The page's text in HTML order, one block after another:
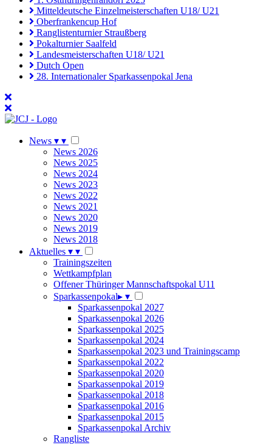
Mitteldeutsche Einzelmeisterschaften U18/ U21
Oberfrankencup Hof
Ranglistenturnier Straußberg
Pokalturnier Saalfeld
Landesmeisterschaften U18/ U21
Dutch Open
28. Internationaler Sparkassenpokal Jena
News ▾ ▾
News 2026
News 2025
News 2024
News 2023
News 2022
News 2021
News 2020
News 2019
News 2018
Aktuelles ▾ ▾
Trainingszeiten
Wettkampfplan
Offener Thüringer Mannschaftspokal U11
Sparkassenpokal▸ ▾
Sparkassenpokal 2027
Sparkassenpokal 2026
Sparkassenpokal 2025
Sparkassenpokal 2024
Sparkassenpokal 2023 und Trainingscamp
Sparkassenpokal 2022
Sparkassenpokal 2020
Sparkassenpokal 2019
Sparkassenpokal 2018
Sparkassenpokal 2016
Sparkassenpokal 2015
Sparkassenpokal Archiv
Rangliste